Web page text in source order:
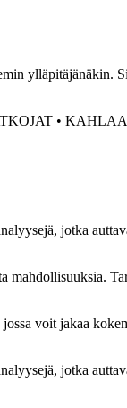
ylläpitäjänäkin.
•
jotka
mahdollisuuksia.
voit jakaa
jotka